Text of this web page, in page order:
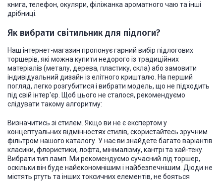
книга, телефон, окуляри, філіжанка ароматного чаю та інші
дрібниці.
Як вибрати світильник для підлоги?
Наш інтернет-магазин пропонує гарний вибір підлогових
торшерів, які можна купити недорого із традиційних
матеріалів (металу, дерева, пластику, скла) або замовити
індивідуальний дизайн із елітного кришталю. На перший
погляд, легко розгубитися і вибрати модель, що не підходить
під свій інтер'єр. Щоб цього не сталося, рекомендуємо
слідувати такому алгоритму:
Визначитись зі стилем. Якщо ви не є експертом у
концептуальних відмінностях стилів, скористайтесь зручним
фільтром нашого каталогу. У нас ви знайдете багато варіантів
класики, флористики, лофта, мінімалізму, кантрі та хай-теку.
Вибрати тип ламп. Ми рекомендуємо сучасний лід торшер,
оскільки він буде найекономнішим і найбезпечнішим. Діоди не
містять ртуть та інших токсичних елементів, не бояться